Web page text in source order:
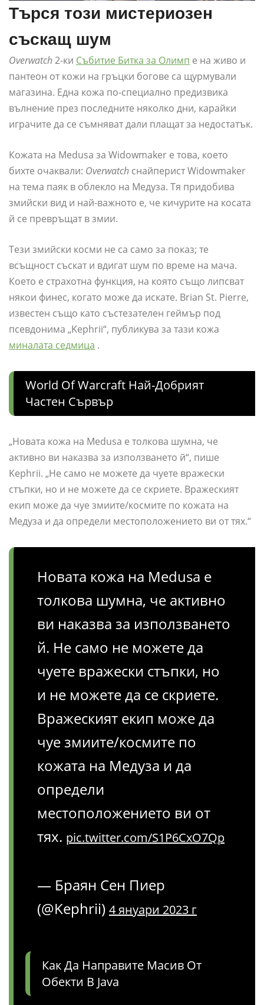
Търся този мистериозен
съскащ шум
Overwatch2-ки Събитие Битка за Олимп е на живо и
пантеон от кожи на гръцки богове са щурмували
магазина. Една кожа по-специално предизвика
вълнение през последните няколко дни, карайки
играчите да се съмняват дали плащат за недостатък.
Кожата на Medusa за Widowmaker е това, което
бихте очаквали: Overwatch снайперист Widowmaker
на тема паяк в облекло на Медуза. Тя придобива
змийски вид и най-важното е, че кичурите на косата
й се превръщат в змии.
Тези змийски косми не са само за показ; те
всъщност съскат и вдигат шум по време на мача.
Което е страхотна функция, на която също липсват
някои финес, когато може да искате. Brian St. Pierre,
известен също като състезателен геймър под
псевдонима „Kephrii“, публикува за тази кожа
миналата седмица .
World Of Warcraft Най-Добрият
Частен Сървър
„Новата кожа на Medusa е толкова шумна, че
активно ви наказва за използването й“, пише
Kephrii. „Не само не можете да чуете вражески
стъпки, но и не можете да се скриете. Вражеският
екип може да чуе змиите/космите по кожата на
Медуза и да определи местоположението ви от тях.“
Новата кожа на Medusa е
толкова шумна, че активно
ви наказва за използването
й. Не само не можете да
чуете вражески стъпки, но
и не можете да се скриете.
Вражеският екип може да
чуе змиите/космите по
кожата на Медуза и да
определи
местоположението ви от
тях. pic.twitter.com/S1P6CxO7Qp
— Браян Сен Пиер
(@Kephrii) 4 януари 2023 г
Как Да Направите Масив От
Обекти В Java